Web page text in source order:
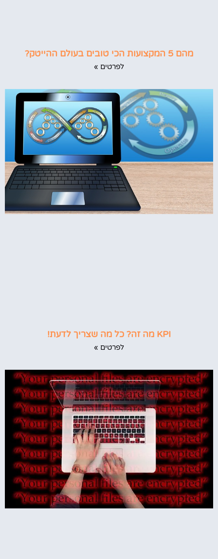
מהם 5 המקצועות הכי טובים בעולם ההייטק?
לפרטים »
KPI מה זה? כל מה שצריך לדעת!
לפרטים »